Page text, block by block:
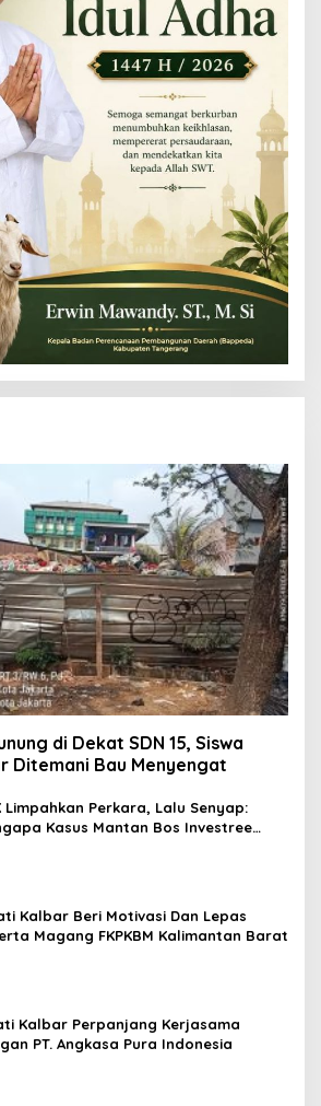
di Dekat SDN 15, Siswa
Ditemani Bau Menyengat
Limpahkan Perkara, Lalu Senyap:
Kasus Mantan Bos Investree
Kalbar Beri Motivasi Dan Lepas
Magang FKPKBM Kalimantan Barat
Kalbar Perpanjang Kerjasama
PT. Angkasa Pura Indonesia